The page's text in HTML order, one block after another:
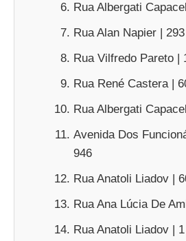
Rua Albergati
Rua Alan Napier |
Rua Vilfredo Pareto |
Rua René Castera |
Rua Albergati
Avenida Dos
946
Rua Anatoli Liadov |
Rua Ana Lúcia De
Rua Anatoli Liadov |